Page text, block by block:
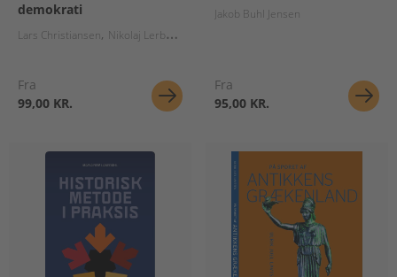
demokrati
Lars Christiansen Nikolaj Lerbæk Pedersen
Fra
99,00 KR.
Jakob Buhl Jensen
Fra
95,00 KR.